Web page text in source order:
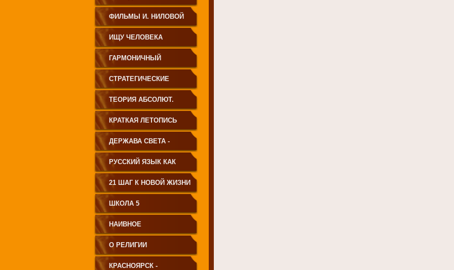
ФИЛЬМЫ И. НИЛОВОЙ
ИЩУ ЧЕЛОВЕКА
ГАРМОНИЧНЫЙ
ЧЕЛОВЕК
СТРАТЕГИЧЕСКИЕ
ЧЕРТЫ УКЛАДА
ГОСУДАРСТВА
ПРИНЦИПИАЛЬНО
НОВОГО ТИПА
ТЕОРИЯ АБСОЛЮТ.
СВЕТА
КРАТКАЯ ЛЕТОПИСЬ
ЧЕЛОВЕЧЕСТВА
ДЕРЖАВА СВЕТА -
ВЕНЕЦ ЧЕЛОВЕЧЕСТВА
РУССКИЙ ЯЗЫК КАК
ЧАСТЬ МАТРИЦЫ
ТВОРЕНИЯ
21 ШАГ К НОВОЙ ЖИЗНИ
ШКОЛА 5
НАИВНОЕ
СВЕТОПРЕДСТАВЛЕНИЕ
О РЕЛИГИИ
КРАСНОЯРСК -